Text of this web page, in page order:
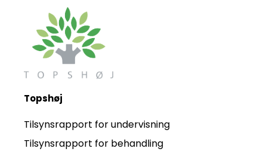
Topshøj
Tilsynsrapport for undervisning
Tilsynsrapport for behandling